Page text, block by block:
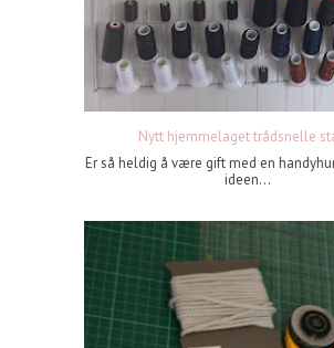
Nytt hjemmelaget trådsnelle
Er så heldig å være gift med en
ideen...